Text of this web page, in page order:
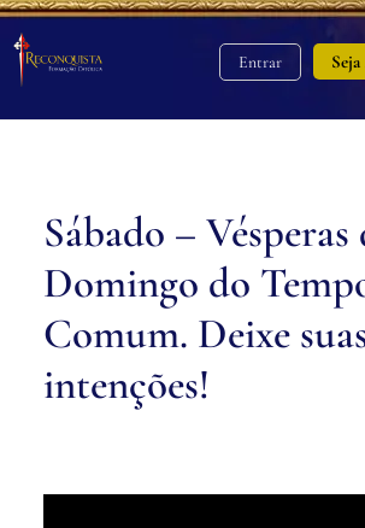
Entrar
Sábado – Vésperas
Domingo do
Comum. Deixe
intenções!